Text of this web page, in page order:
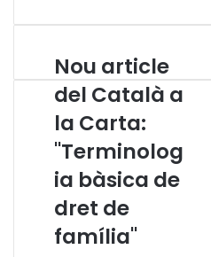
N
o
u
a
i
c
l
e
d
Nou article
del Català a
la Carta:
"Terminolog
ia bàsica de
dret de
família"